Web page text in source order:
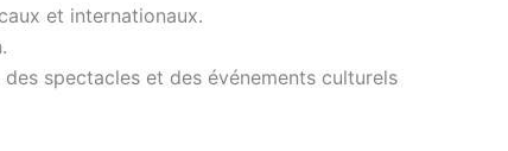
et internationaux.
spectacles et des événements culturels